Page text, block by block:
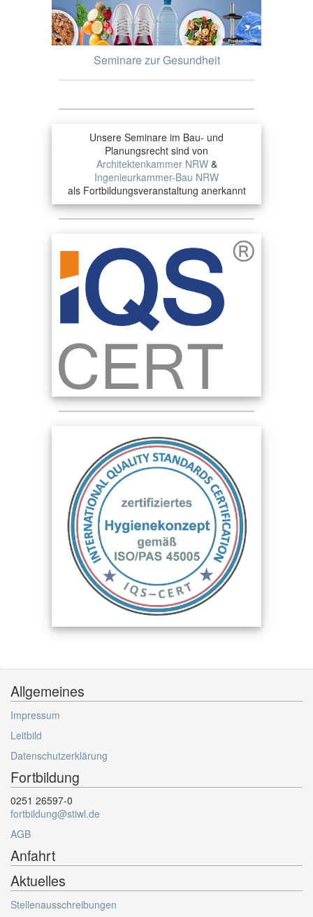
Seminare zur Gesundheit
Unsere Seminare im Bau- und
Planungsrecht sind von
Architektenkammer NRW&
Ingenieurkammer-Bau NRW
als Fortbildungsveranstaltung anerkannt
Allgemeines
Impressum
Leitbild
Datenschutzerklärung
Fortbildung
0251 26597-0
fortbildung@stiwl.de
AGB
Anfahrt
Aktuelles
Stellenausschreibungen